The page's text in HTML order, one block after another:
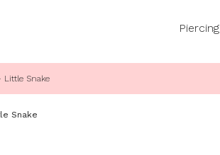
Piercing
Little Snake